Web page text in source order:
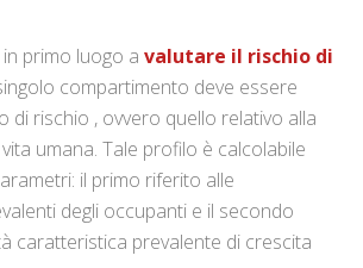
primo luogo a valutare il rischio di
compartimento deve essere
di rischio , ovvero quello relativo alla
umana. Tale profilo è calcolabile
il primo riferito alle
degli occupanti e il secondo
caratteristica prevalente di crescita